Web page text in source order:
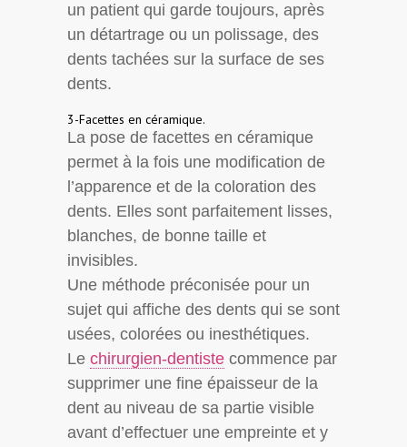
un patient qui garde toujours, après
un détartrage ou un polissage, des
dents tachées sur la surface de ses
dents.
3-Facettes en céramique.
La pose de facettes en céramique
permet à la fois une modification de
l’apparence et de la coloration des
dents. Elles sont parfaitement lisses,
blanches, de bonne taille et
invisibles.
Une méthode préconisée pour un
sujet qui affiche des dents qui se sont
usées, colorées ou inesthétiques.
Le chirurgien-dentiste commence par
supprimer une fine épaisseur de la
dent au niveau de sa partie visible
avant d’effectuer une empreinte et y